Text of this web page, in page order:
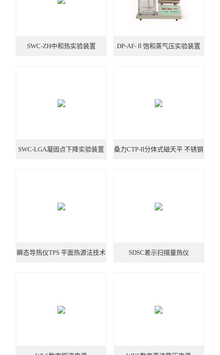
热力学
SWC-ZH中和热实验装置 DP-AF-Ⅱ饱和蒸气压实验装置
SWC-LGA凝固点下降实验装置 桑力CTP-II分体式磁天平 不锈钢
瞬态导热仪TPS 平面热源法技术 SDSC差示扫描量热仪